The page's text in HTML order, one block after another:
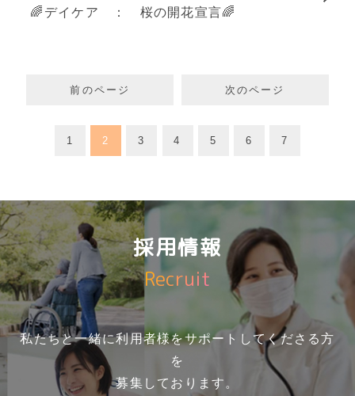
🌈デイケア ： 桜の開花宣言🌈
前のページ 次のページ
1 2 3 4 5 6 7
採用情報
Recruit
私たちと一緒に利用者様をサポートしてくださる方
を
募集しております。